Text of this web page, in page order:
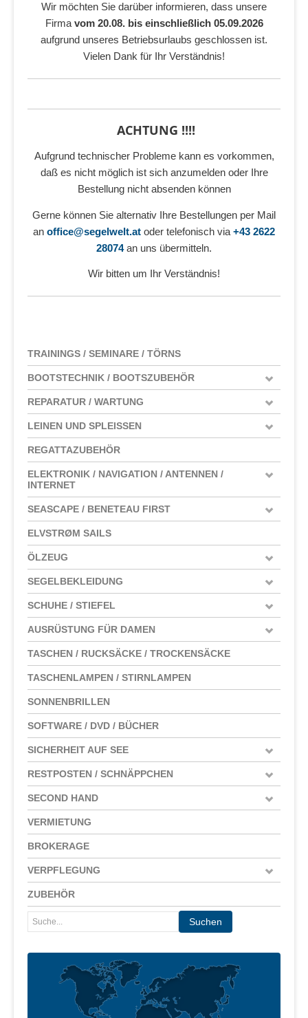
Wir möchten Sie darüber informieren, dass unsere
Firma vom 20.08. bis einschließlich 05.09.2026
aufgrund unseres Betriebsurlaubs geschlossen ist.
Vielen Dank für Ihr Verständnis!
ACHTUNG !!!!
Aufgrund technischer Probleme kann es vorkommen,
daß es nicht möglich ist sich anzumelden oder Ihre
Bestellung nicht absenden können
Gerne können Sie alternativ Ihre Bestellungen per Mail
an office@segelwelt.at oder telefonisch via +43 2622
28074an uns übermitteln.
Wir bitten um Ihr Verständnis!
TRAININGS / SEMINARE / TÖRNS
BOOTSTECHNIK / BOOTSZUBEHÖR
REPARATUR / WARTUNG
LEINEN UND SPLEISSEN
REGATTAZUBEHÖR
ELEKTRONIK / NAVIGATION / ANTENNEN /
INTERNET
SEASCAPE / BENETEAU FIRST
ELVSTRØM SAILS
ÖLZEUG
SEGELBEKLEIDUNG
SCHUHE / STIEFEL
AUSRÜSTUNG FÜR DAMEN
TASCHEN / RUCKSÄCKE / TROCKENSÄCKE
TASCHENLAMPEN / STIRNLAMPEN
SONNENBRILLEN
SOFTWARE / DVD / BÜCHER
SICHERHEIT AUF SEE
RESTPOSTEN / SCHNÄPPCHEN
SECOND HAND
VERMIETUNG
BROKERAGE
VERPFLEGUNG
ZUBEHÖR